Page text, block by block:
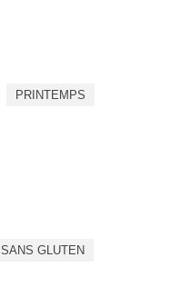
PRINTEMPS
SANS GLUTEN